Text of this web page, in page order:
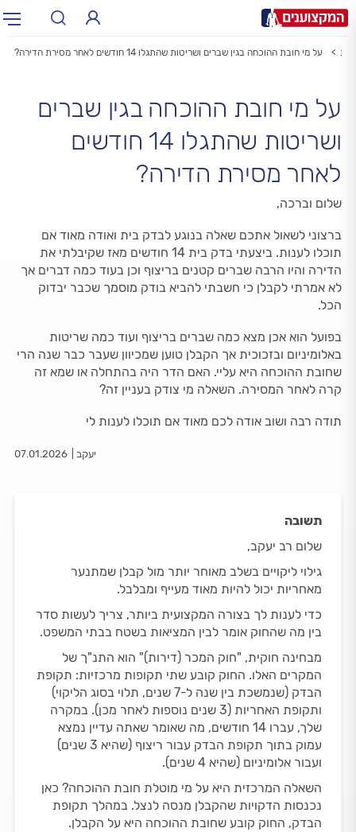
עיר: תל אביב, חיפה…
על מי חובת ההוכחה בגין שברים ושריטות שהתגלו 14 חודשים לאחר מסירת הדירה?
על מי חובת ההוכחה בגין שברים
ושריטות שהתגלו 14 חודשים
לאחר מסירת הדירה?
שלום וברכה,
ברצוני לשאול אתכם שאלה בנוגע לבדק בית ואודה מאוד אם
תוכלו לענות. ביצעתי בדק בית 14 חודשים מאז שקיבלתי את
הדירה והיו הרבה שברים קטנים בריצוף וכן בעוד כמה דברים אך
לא אמרתי לקבלן כי חשבתי להביא בודק מוסמך שכבר יבדוק
הכל.
בפועל הוא אכן מצא כמה שברים בריצוף ועוד כמה שריטות
באלומיניום ובזכוכית אך הקבלן טוען שמכיוון שעבר כבר שנה הרי
שחובת ההוכחה היא עליי. האם הדר היה בהתחלה או שמא זה
קרה לאחר המסירה. השאלה מי צודק בעניין זה?
תודה רבה ושוב אודה לכם מאוד אם תוכלו לענות לי
יעקב 07.01.2026
תשובה
שלום רב יעקב,
גילוי ליקויים בשלב מאוחר יותר מול קבלן שמתנער
מאחריות יכול להיות מאוד מעייף ומבלבל.
כדי לענות לך בצורה המקצועית ביותר, צריך לעשות סדר
בין מה שהחוק אומר לבין המציאות בשטח בבתי המשפט.
מבחינה חוקית, "חוק המכר (דירות)" הוא התנ"ך של
המקרים האלו. החוק קובע שתי תקופות מרכזיות: תקופת
הבדק (שנמשכת בין שנה ל-7 שנים, תלוי בסוג הליקוי)
ותקופת האחריות (3 שנים נוספות לאחר מכן). במקרה
שלך, עברו 14 חודשים, מה שאומר שאתה עדיין נמצא
עמוק בתוך תקופת הבדק עבור ריצוף (שהיא 3 שנים)
ועבור אלומיניום (שהיא 4 שנים).
השאלה המרכזית היא על מי מוטלת חובת ההוכחה? כאן
נכנסות הדקויות שהקבלן מנסה לנצל. במהלך תקופת
הבדק, החוק קובע שחובת ההוכחה היא על הקבלן.